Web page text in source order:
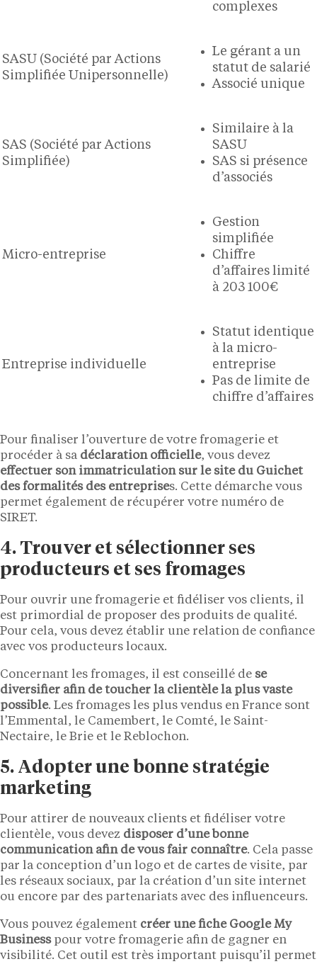
complexes
SASU (Société par Actions
Simplifiée Unipersonnelle)
Le gérant a un
statut de salarié
Associé unique
SAS (Société par Actions
Simplifiée)
Similaire à la
SASU
SAS si présence
d’associés
Micro-entreprise
Gestion
simplifiée
Chiffre
d’affaires limité
à 203 100€
Entreprise individuelle
Statut identique
à la micro-
entreprise
Pas de limite de
chiffre d’affaires
Pour finaliser l’ouverture de votre fromagerie et
procéder à sa déclaration officielle, vous devez
effectuer son immatriculation sur le site du Guichet
des formalités des entreprises. Cette démarche vous
permet également de récupérer votre numéro de
SIRET.
4. Trouver et sélectionner ses
producteurs et ses fromages
Pour ouvrir une fromagerie et fidéliser vos clients, il
est primordial de proposer des produits de qualité.
Pour cela, vous devez établir une relation de confiance
avec vos producteurs locaux.
Concernant les fromages, il est conseillé de se
diversifier afin de toucher la clientèle la plus vaste
possible. Les fromages les plus vendus en France sont
l’Emmental, le Camembert, le Comté, le Saint-
Nectaire, le Brie et le Reblochon.
5. Adopter une bonne stratégie
marketing
Pour attirer de nouveaux clients et fidéliser votre
clientèle, vous devez disposer d’une bonne
communication afin de vous fair connaître. Cela passe
par la conception d’un logo et de cartes de visite, par
les réseaux sociaux, par la création d’un site internet
ou encore par des partenariats avec des influenceurs.
Vous pouvez également créer une fiche Google My
Businesspour votre fromagerie afin de gagner en
visibilité. Cet outil est très important puisqu’il permet